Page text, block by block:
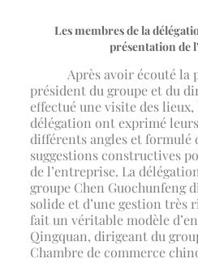
Les membres de la
présentation de
Après avoir écouté la
président du groupe et du
effectué une visite des lieux,
délégation ont exprimé
différents angles et formulé
suggestions constructives
de l’entreprise. La
groupe Chen Guochunfeng
solide et d’une gestion très
fait un véritable modèle
Qingquan, dirigeant du
Chambre de commerce